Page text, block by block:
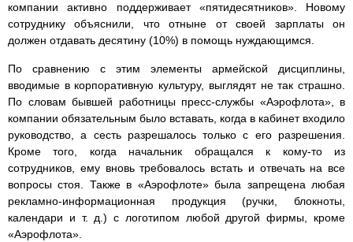
компании активно поддерживает «пятидесятников». Новому
сотруднику объяснили, что отныне от своей зарплаты он
должен отдавать десятину (10%) в помощь нуждающимся.
По сравнению с этим элементы армейской дисциплины,
вводимые в корпоративную культуру, выглядят не так страшно.
По словам бывшей работницы пресс-службы «Аэрофлота», в
компании обязательным было вставать, когда в кабинет входило
руководство, а сесть разрешалось только с его разрешения.
Кроме того, когда начальник обращался к кому-то из
сотрудников, ему вновь требовалось встать и отвечать на все
вопросы стоя. Также в «Аэрофлоте» была запрещена любая
рекламно-информационная продукция (ручки, блокноты,
календари и т. д.) с логотипом любой другой фирмы, кроме
«Аэрофлота».